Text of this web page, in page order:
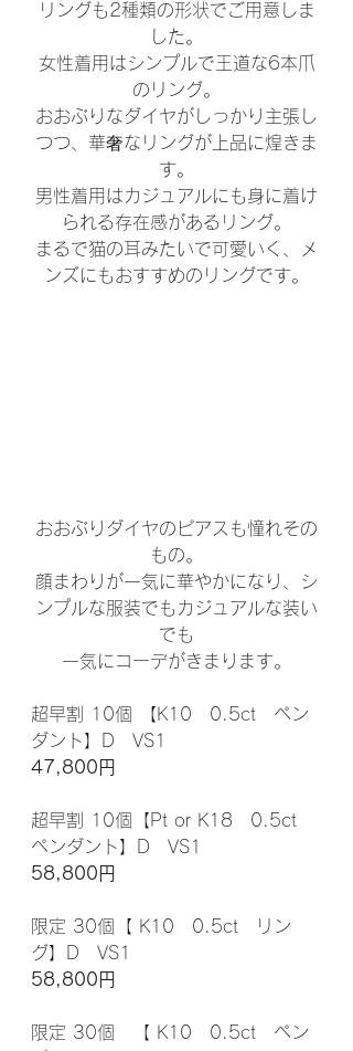
リングも2種類の形状でご用意しま
した。
女性着用はシンプルで王道な6本爪
のリング。
おおぶりなダイヤがしっかり主張し
つつ、華奢なリングが上品に煌きま
す。
男性着用はカジュアルにも身に着け
られる存在感があるリング。
まるで猫の耳みたいで可愛いく、メ
ンズにもおすすめのリングです。
おおぶりダイヤのピアスも憧れその
もの。
顔まわりが一気に華やかになり、シ
ンプルな服装でもカジュアルな装い
でも
一気にコーデがきまります。
超早割 10個 【K10　0.5ct　ペン
ダント】D　VS1
47,800円
超早割 10個【Pt or K18　0.5ct
ペンダント】D　VS1
58,800円
限定 30個【 K10　0.5ct　リン
グ】D　VS1
58,800円
限定 30個　【 K10　0.5ct　ペン